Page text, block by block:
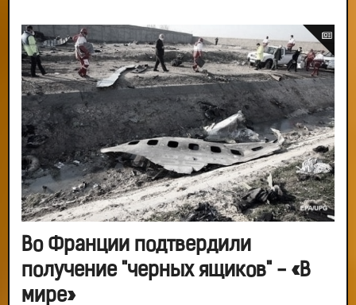
Во Франции подтвердили
получение "черных ящиков" - «В
мире»